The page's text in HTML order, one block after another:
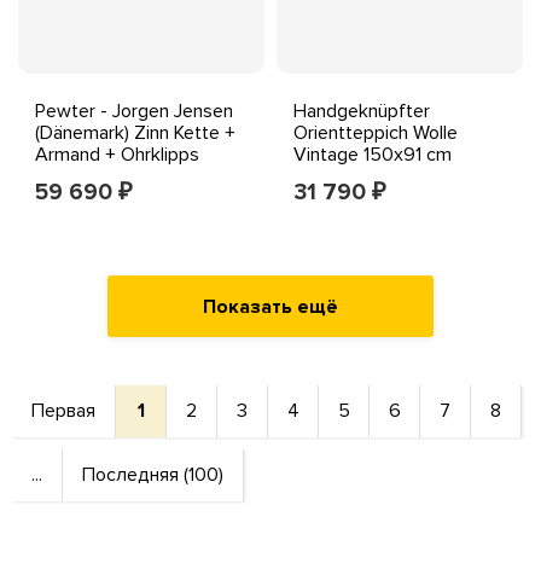
Pewter - Jorgen Jensen
(Dänemark) Zinn Kette +
Armand + Ohrklipps
59 690 ₽
Handgeknüpfter
Orientteppich Wolle
Vintage 150x91 cm
Teppich Klassiker
31 790 ₽
Показать ещё
Первая 1 2 3 4 5 6 7 8
... Последняя (100)